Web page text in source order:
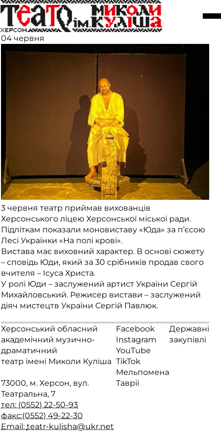
Вихованцям обласного ліцею
показали «Юду»
04 червня
3 червня театр приймав вихованців
Херсонського ліцею Херсонської міської ради.
Підліткам показали моновиставу «Юда» за п’єсою
Лесі Українки «На полі крові».
Вистава має виховний характер. В основі сюжету
– сповідь Юди, який за 30 срібників продав свого
вчителя – Ісуса Христа.
У ролі Юди – заслужений артист України Сергій
Михайловський. Режисер вистави – заслужений
діяч мистецтв України Сергій Павлюк.
Херсонський обласний
академічний музично-
драматичний
театр імені Миколи Куліша
73000, м. Херсон, вул.
Театральна, 7
тел: (0552) 22-50-93
факс:(0552) 49-22-30
Email: teatr-kulisha@ukr.net
Facebook
Instagram
YouTube
TikTok
Мельпомена
Таврії
Державні
закупівлі